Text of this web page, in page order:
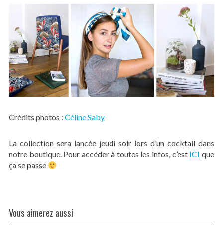
Crédits photos : Céline Saby
La collection sera lancée jeudi soir lors d’un cocktail dans
notre boutique. Pour accéder à toutes les infos, c’est ICI que
ça se passe
Vous aimerez aussi